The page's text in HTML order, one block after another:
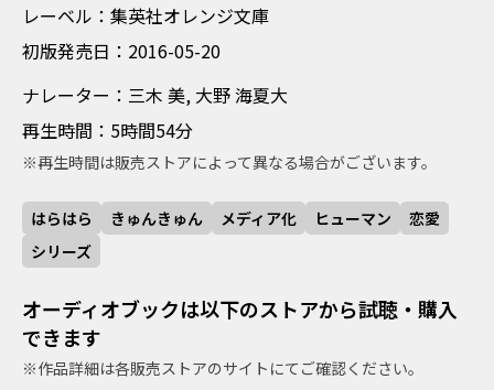
れーべる 集英社オレンジ文庫
レーベル：集英社オレンジ文庫
しょはんはつばいび 2016-05-20
初版発売日：2016-05-20
なれーたー みき みい おおの かなた
ナレーター：三木 美, 大野 海夏大
さいせいじかん 5時間54分
再生時間：5時間54分
※再生時間は販売ストアによって異なる場合がございます。
はらはら きゅんきゅん メディア化 ヒューマン
恋愛
シリーズ
オーディオブックは以下のストアから試聴・購入
できます
※作品詳細は各販売ストアのサイトにてご確認ください。